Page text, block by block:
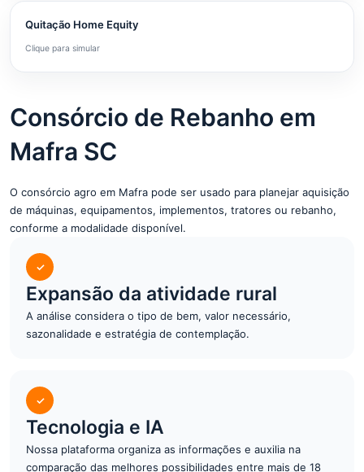
Quitação Home Equity
Clique para simular
Consórcio de Rebanho em
Mafra SC
O consórcio agro em Mafra pode ser usado para planejar aquisição
de máquinas, equipamentos, implementos, tratores ou rebanho,
conforme a modalidade disponível.
✓
Expansão da atividade rural
A análise considera o tipo de bem, valor necessário,
sazonalidade e estratégia de contemplação.
✓
Tecnologia e IA
Nossa plataforma organiza as informações e auxilia na
comparação das melhores possibilidades entre mais de 18